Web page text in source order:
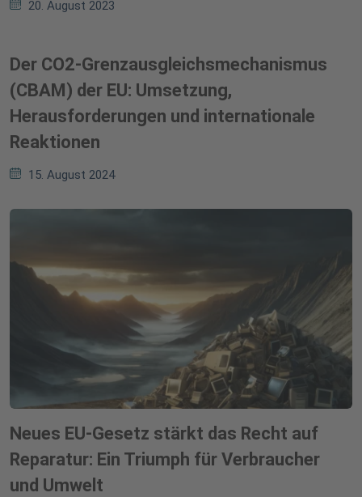
20. August 2023
Der CO2-Grenzausgleichsmechanismus
(CBAM) der EU: Umsetzung,
Herausforderungen und internationale
Reaktionen
15. August 2024
Neues EU-Gesetz stärkt das Recht auf
Reparatur: Ein Triumph für Verbraucher
und Umwelt